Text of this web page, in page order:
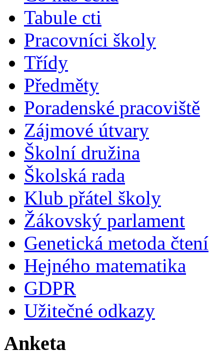
Tabule cti
Pracovníci školy
Třídy
Předměty
Poradenské pracoviště
Zájmové útvary
Školní družina
Školská rada
Klub přátel školy
Žákovský parlament
Genetická metoda čtení
Hejného matematika
GDPR
Užitečné odkazy
Anketa